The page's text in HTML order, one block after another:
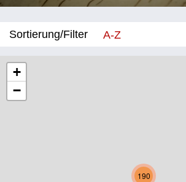
Sortierung/Filter
A-Z
Niederösterreich
190
+
−